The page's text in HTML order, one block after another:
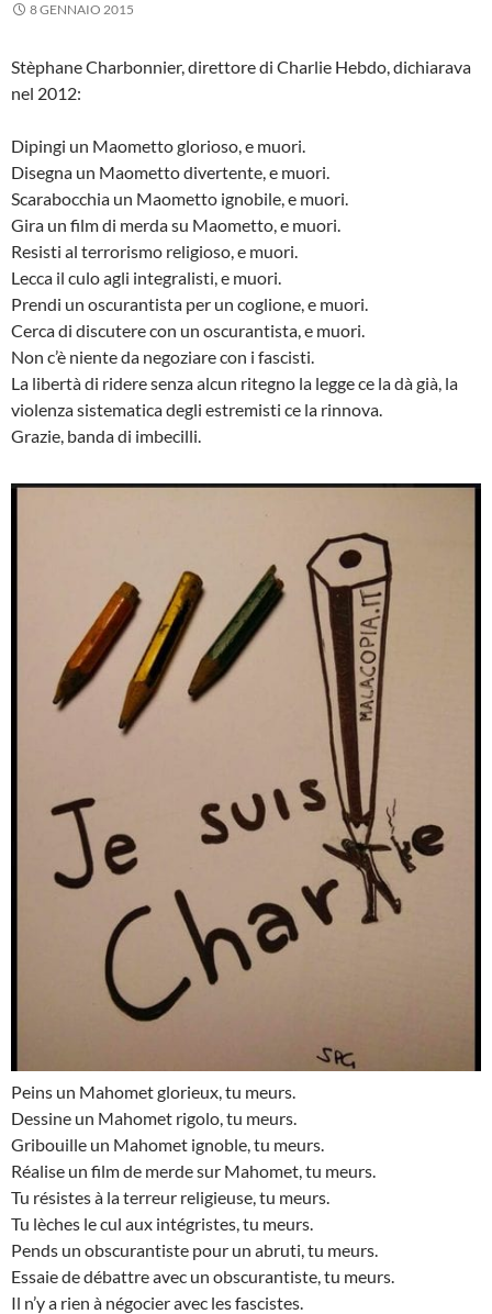
8 GENNAIO 2015
Stèphane Charbonnier, direttore di Charlie Hebdo, dichiarava
nel 2012:
Dipingi un Maometto glorioso, e muori.
Disegna un Maometto divertente, e muori.
Scarabocchia un Maometto ignobile, e muori.
Gira un film di merda su Maometto, e muori.
Resisti al terrorismo religioso, e muori.
Lecca il culo agli integralisti, e muori.
Prendi un oscurantista per un coglione, e muori.
Cerca di discutere con un oscurantista, e muori.
Non c’è niente da negoziare con i fascisti.
La libertà di ridere senza alcun ritegno la legge ce la dà già, la
violenza sistematica degli estremisti ce la rinnova.
Grazie, banda di imbecilli.
Peins un Mahomet glorieux, tu meurs.
Dessine un Mahomet rigolo, tu meurs.
Gribouille un Mahomet ignoble, tu meurs.
Réalise un film de merde sur Mahomet, tu meurs.
Tu résistes à la terreur religieuse, tu meurs.
Tu lèches le cul aux intégristes, tu meurs.
Pends un obscurantiste pour un abruti, tu meurs.
Essaie de débattre avec un obscurantiste, tu meurs.
Il n’y a rien à négocier avec les fascistes.